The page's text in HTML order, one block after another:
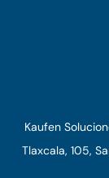
Kaufen
Tlaxcala, 105,